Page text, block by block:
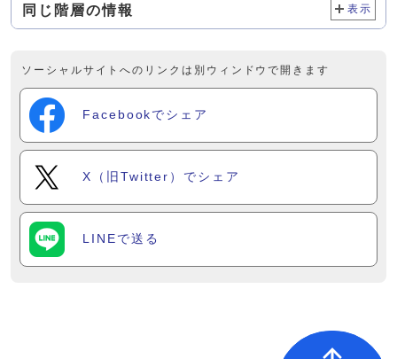
同じ階層の情報 表示
ソーシャルサイトへのリンクは別ウィンドウで開きます
Facebookでシェア
X（旧Twitter）でシェア
LINEで送る